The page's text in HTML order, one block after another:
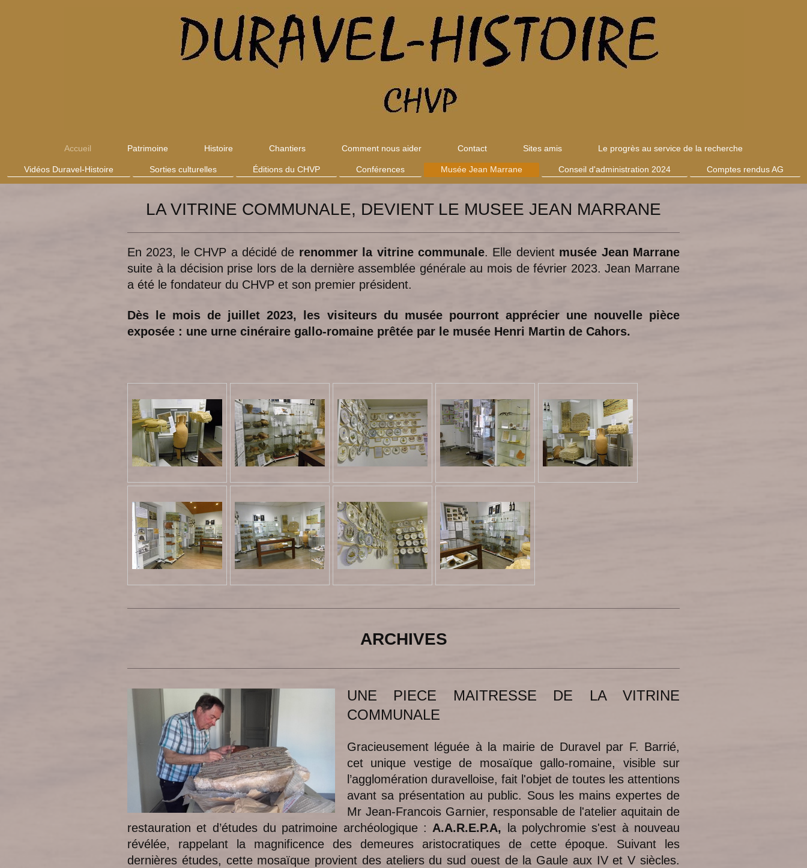
Accueil Patrimoine Histoire Chantiers Comment nous aider Contact Sites amis Le progrès au service de la recherche
Vidéos Duravel-Histoire Sorties culturelles Éditions du CHVP Conférences Musée Jean Marrane Conseil d'administration 2024 Comptes rendus AG
LA VITRINE COMMUNALE, DEVIENT LE MUSEE JEAN MARRANE
En 2023, le CHVP a décidé de renommer la vitrine communale. Elle devient musée Jean Marrane
suite à la décision prise lors de la dernière assemblée générale au mois de février 2023. Jean Marrane
a été le fondateur du CHVP et son premier président.
Dès le mois de juillet 2023, les visiteurs du musée pourront apprécier une nouvelle pièce
exposée : une urne cinéraire gallo-romaine prêtée par le musée Henri Martin de Cahors.
ARCHIVES
UNE PIECE MAITRESSE DE LA VITRINE
COMMUNALE
Gracieusement léguée à la mairie de Duravel par F. Barrié,
cet unique vestige de mosaïque gallo-romaine, visible sur
l’agglomération duravelloise, fait l'objet de toutes les attentions
avant sa présentation au public. Sous les mains expertes de
Mr Jean-Francois Garnier, responsable de l'atelier aquitain de
restauration et d’études du patrimoine archéologique : A.A.R.E.P.A, la polychromie s'est à nouveau
révélée, rappelant la magnificence des demeures aristocratiques de cette époque. Suivant les
dernières études, cette mosaïque provient des ateliers du sud ouest de la Gaule aux IV et V siècles.